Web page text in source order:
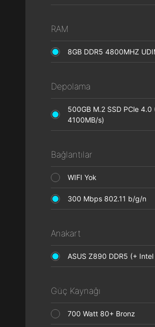
RAM
8GB DDR5 4800MHZ
Depolama
500GB M.2 SSD PCle
4100MB/s)
Bağlantılar
WIFI Yok
300 Mbps 802.11 b/g/n
Anakart
ASUS Z890 DDR5 (+
Güç Kaynağı
700 Watt 80+ Bronz